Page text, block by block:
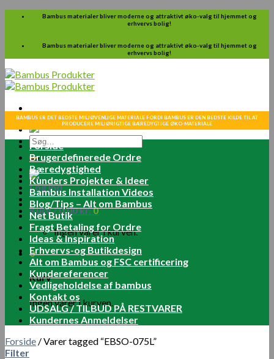
Skip
Bambus materialer bliver moderne og attraktivt øko-valg til hjemmet og
erhvervs bolig!
Bambus materialer bliver moderne og attraktivt øko-valg til hjemmet og
erhvervs bolig!
Søg
efter:
Log ind
Kurv /0.00kr.0
Ingen varer i kurven.
0
Kurv
Ingen varer i kurven.
BAMBUS ER DET BEDSTE MILJØVENLIGE MATERIALE FORDI BAMBUS ER DEN BEDSTE KILDE TIL AT
PRODUCERE MILJØRIGTIGE BÆREDYGTIGE ØKO-MATERIALE
Forside
Brugerdefinerede Ordre
Bæredygtighed
Kunders Projekter & Ideer
Bambus Installation Videos
Blog/Tips – Alt om Bambus
Net Butik
Fragt Betaling for Ordre
Ideas & Inspiration
Erhvervs-og Butikdesign
Alt om Bambus og FSC certificering
Kundereferencer
Vedligeholdelse af bambus
Kontakt os
UDSALG / TILBUD PÅ RESTVARER
Kundernes Anmeldelser
Forside /Varer tagged “EBSO-075L”
Filter